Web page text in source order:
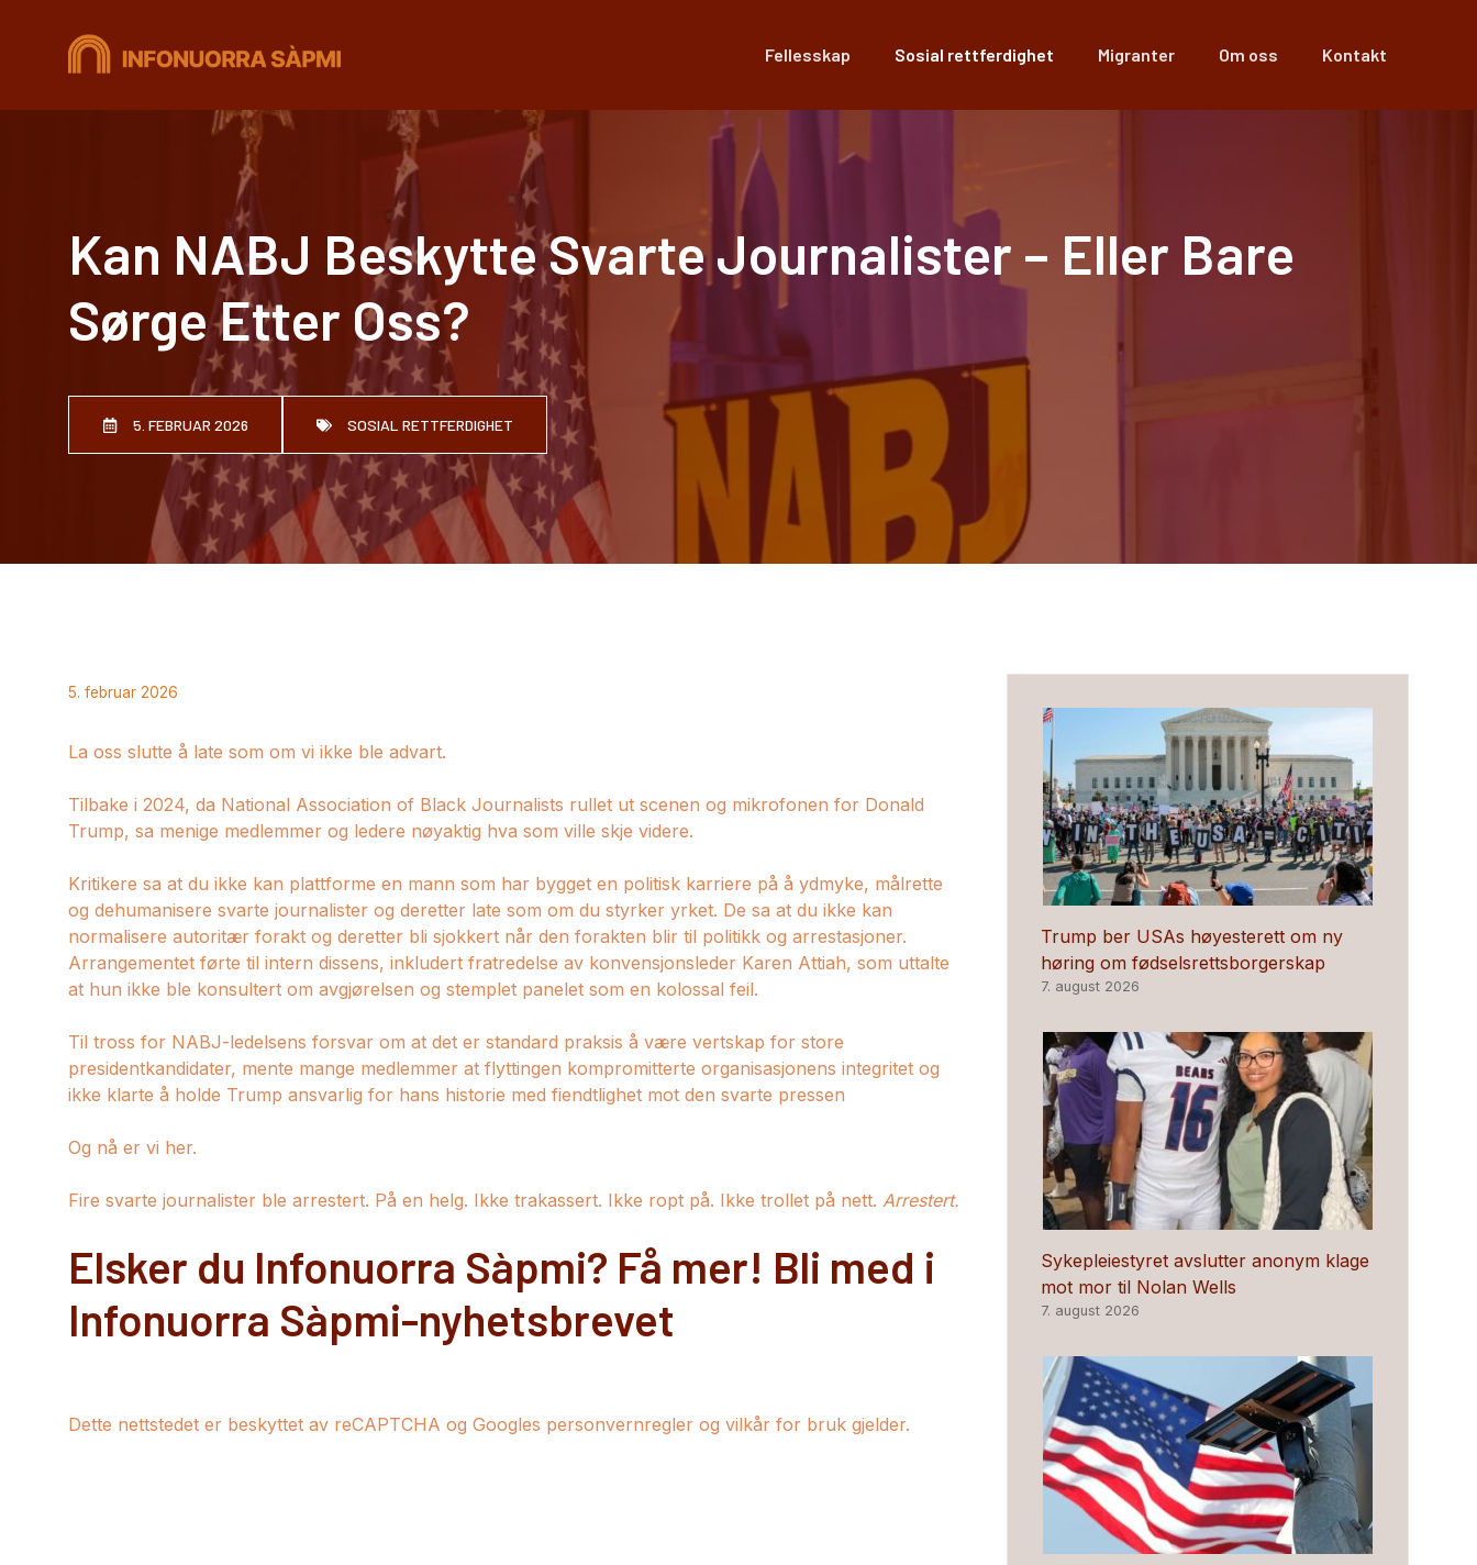
Fellesskap Sosial rettferdighet Migranter Om oss Kontakt
Kan NABJ Beskytte Svarte Journalister – Eller Bare
Sørge Etter Oss?
5. FEBRUAR 2026 SOSIAL RETTFERDIGHET
5. februar 2026
La oss slutte å late som om vi ikke ble advart.
Tilbake i 2024, da National Association of Black Journalists rullet ut scenen og mikrofonen for Donald
Trump, sa menige medlemmer og ledere nøyaktig hva som ville skje videre.
Kritikere sa at du ikke kan plattforme en mann som har bygget en politisk karriere på å ydmyke, målrette
og dehumanisere svarte journalister og deretter late som om du styrker yrket. De sa at du ikke kan
normalisere autoritær forakt og deretter bli sjokkert når den forakten blir til politikk og arrestasjoner.
Arrangementet førte til intern dissens, inkludert fratredelse av konvensjonsleder Karen Attiah, som uttalte
at hun ikke ble konsultert om avgjørelsen og stemplet panelet som en kolossal feil.
Til tross for NABJ-ledelsens forsvar om at det er standard praksis å være vertskap for store
presidentkandidater, mente mange medlemmer at flyttingen kompromitterte organisasjonens integritet og
ikke klarte å holde Trump ansvarlig for hans historie med fiendtlighet mot den svarte pressen
Og nå er vi her.
Fire svarte journalister ble arrestert. På en helg. Ikke trakassert. Ikke ropt på. Ikke trollet på nett. Arrestert.
Elsker du Infonuorra Sàpmi? Få mer! Bli med i
Infonuorra Sàpmi-nyhetsbrevet
Dette nettstedet er beskyttet av reCAPTCHA og Googles personvernregler og vilkår for bruk gjelder.
Trump ber USAs høyesterett om ny
høring om fødselsrettsborgerskap
7. august 2026
Sykepleiestyret avslutter anonym klage
mot mor til Nolan Wells
7. august 2026